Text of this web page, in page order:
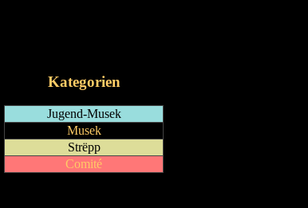
Kategorien
Jugend-Musek
Musek
Strëpp
Comité